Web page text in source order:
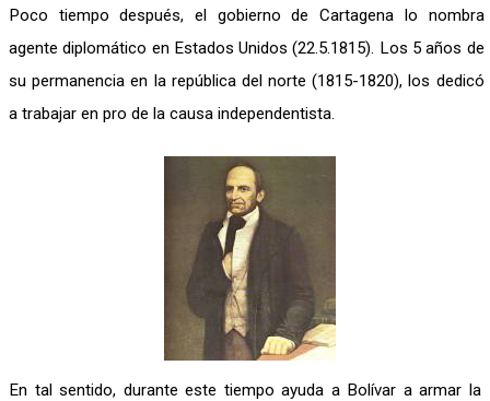
Poco tiempo después, el gobierno de Cartagena lo nombra
agente diplomático en Estados Unidos (22.5.1815). Los 5 años de
su permanencia en la república del norte (1815-1820), los dedicó
a trabajar en pro de la causa independentista.
En tal sentido, durante este tiempo ayuda a Bolívar a armar la